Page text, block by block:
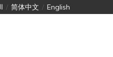
/ 简体中文 / English